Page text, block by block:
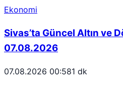
Ekonomi
Sivas’ta Güncel Altın ve
07.08.2026
07.08.2026 00:581 dk